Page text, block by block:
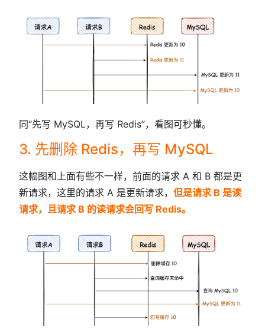
同“先写 MySQL，再写 Redis”，看图可秒懂。
3. 先删除 Redis，再写 MySQL
这幅图和上面有些不一样，前面的请求 A 和 B 都是更
新请求，这里的请求 A 是更新请求， 但是请求 B 是读
请求，且请求 B 的读请求会回写 Redis。